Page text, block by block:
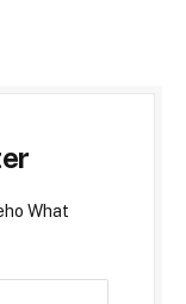
What